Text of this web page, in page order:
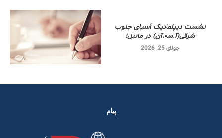
نشست دیپلماتیک آسیای جنوب
شرقی‌(آ.سه.آن) در مانیل!
جولای 25, 2026
پیام